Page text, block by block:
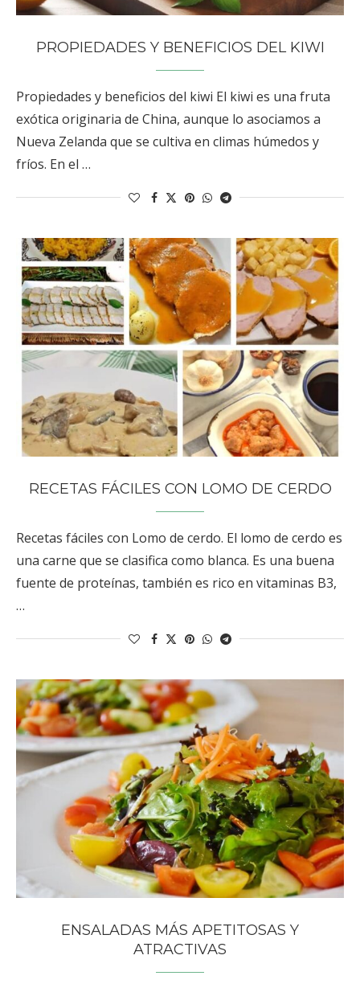
PROPIEDADES Y BENEFICIOS DEL KIWI
Propiedades y beneficios del kiwi El kiwi es una fruta
exótica originaria de China, aunque lo asociamos a
Nueva Zelanda que se cultiva en climas húmedos y
fríos. En el …
RECETAS FÁCILES CON LOMO DE CERDO
Recetas fáciles con Lomo de cerdo. El lomo de cerdo es
una carne que se clasifica como blanca. Es una buena
fuente de proteínas, también es rico en vitaminas B3,
…
ENSALADAS MÁS APETITOSAS Y
ATRACTIVAS